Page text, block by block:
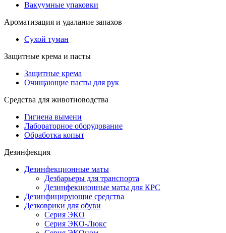
Вакуумные упаковки
Ароматизация и удалание запахов
Сухой туман
Защитные крема и пасты
Защитные крема
Очищающие пасты для рук
Средства для животноводства
Гигиена вымени
Лабораторное оборудование
Обработка копыт
Дезинфекция
Дезинфекционные маты
Дезбарьеры для транспорта
Дезинфекционные маты для КРС
Дезинфицирующие средства
Дезковрики для обуви
Серия ЭКО
Серия ЭКО-Люкс